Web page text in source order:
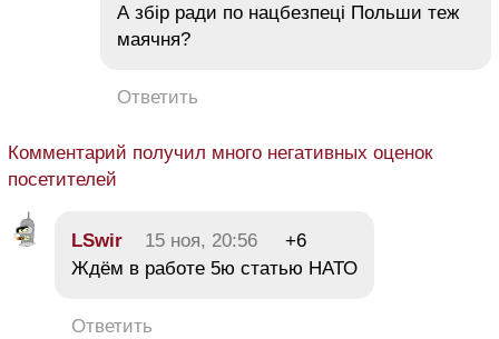
А збір ради по нацбезпеці Польши теж
маячня?
Ответить
Комментарий получил много негативных оценок
посетителей
LSwir 15 ноя, 20:56
+6
Ждём в работе 5ю статью НАТО
Ответить